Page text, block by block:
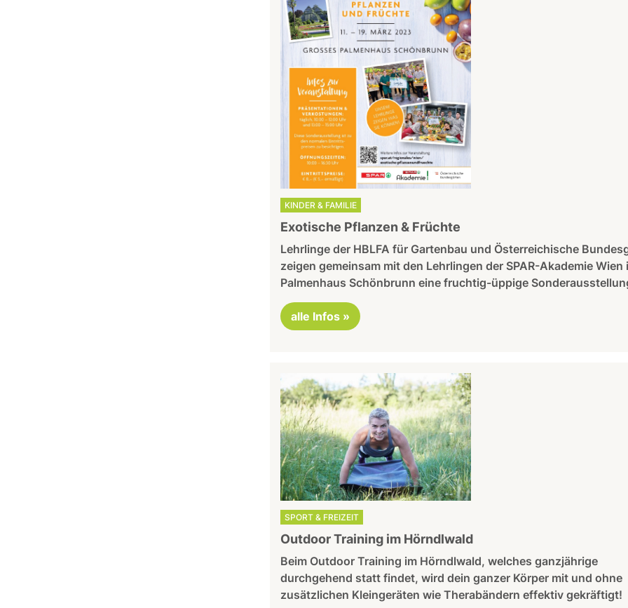
KINDER & FAMILIE
Exotische Pflanzen & Früchte
Lehrlinge der HBLFA für Gartenbau und Österrei­chische
zeigen gemeinsam mit den Lehrlingen der SPAR-Akademie Wien
Palmen­haus Schönbrunn eine fruchtig-üppige
alle Infos »
SPORT & FREIZEIT
Outdoor Training im Hörndlwald
Beim Outdoor Training im Hörndlwald, welches ganzjährige
durchgehend statt findet, wird dein ganzer Körper mit und ohne
zusätzlichen Kleingeräten wie Therabändern effektiv gekräftigt!